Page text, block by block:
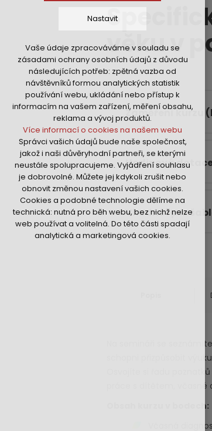
Nastavit
Technická cookies
nutná pro provozování webu
udržení kontextu stránek (session):
případná přihlášení, volby jazyka, apod.
Volitelná cookies
analytická pro anonymizované
vyhodnocení návštěvnosti
marketingová cookies (Google,Hotjar,Sklik)
Více informací o cookies na našem webu
Přijmout všechny cookies
Odmítnout vše
Vaše údaje zpracováváme v souladu se
zásadami ochrany osobních údajů z důvodu
následujících potřeb: zpětná vazba od
návštěvníků formou analytických statistik
používání webu, ukládání nebo přístup k
informacím na vašem zařízení, měření obsahu,
reklama a vývoj produktů.
Více informací o cookies na našem webu
Správci vašich údajů bude naše společnost,
jakož i naši důvěryhodní partneři, se kterými
neustále spolupracujeme. Vyjádření souhlasu
je dobrovolné. Můžete jej kdykoli zrušit nebo
obnovit změnou nastavení vašich cookies.
Cookies a podobné technologie dělíme na
technická: nutná pro běh webu, bez nichž nelze
web používat a volitelná. Do této části spadají
analytická a marketingová cookies.
věku v
Zaměření kurzu
Hodinová dotace
Vhodné i pro
Na semináři se
schopni přizpůsobit
Osvojíte si řadu
práce s dítětem,
Obsah kurzu v bodech:
Včasná